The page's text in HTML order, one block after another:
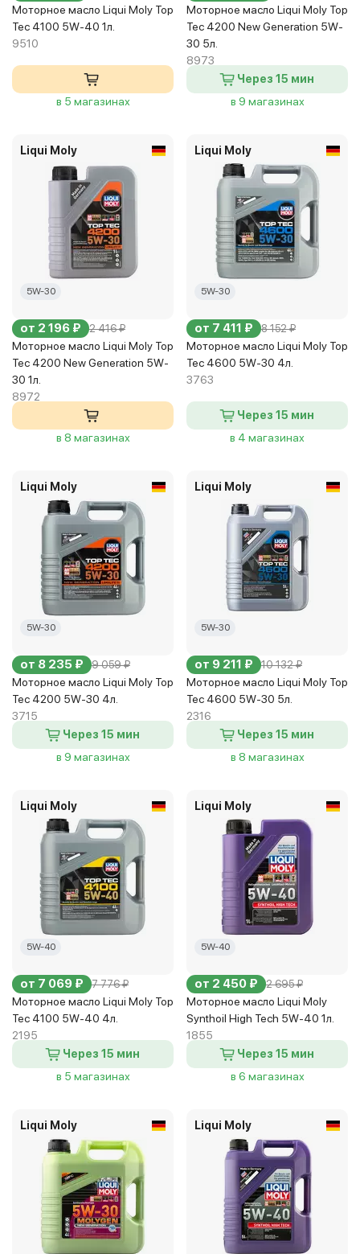
Моторное масло Liqui Moly Top
Tec 4100 5W-40 1л.
9510
в 5 магазинах
Моторное масло Liqui Moly Top
Tec 4200 New Generation 5W-
30 5л.
8973
Через 15 мин
в 9 магазинах
Liqui Moly
5W-30
от 2 196 ₽ 2 416 ₽
Моторное масло Liqui Moly Top
Tec 4200 New Generation 5W-
30 1л.
8972
в 8 магазинах
Liqui Moly
5W-30
от 7 411 ₽ 8 152 ₽
Моторное масло Liqui Moly Top
Tec 4600 5W-30 4л.
3763
Через 15 мин
в 4 магазинах
Liqui Moly
5W-30
от 8 235 ₽ 9 059 ₽
Моторное масло Liqui Moly Top
Tec 4200 5W-30 4л.
3715
Через 15 мин
в 9 магазинах
Liqui Moly
5W-30
от 9 211 ₽ 10 132 ₽
Моторное масло Liqui Moly Top
Tec 4600 5W-30 5л.
2316
Через 15 мин
в 8 магазинах
Liqui Moly
5W-40
от 7 069 ₽ 7 776 ₽
Моторное масло Liqui Moly Top
Tec 4100 5W-40 4л.
2195
Через 15 мин
в 5 магазинах
Liqui Moly
5W-40
от 2 450 ₽ 2 695 ₽
Моторное масло Liqui Moly
Synthoil High Tech 5W-40 1л.
1855
Через 15 мин
в 6 магазинах
Liqui Moly Liqui Moly